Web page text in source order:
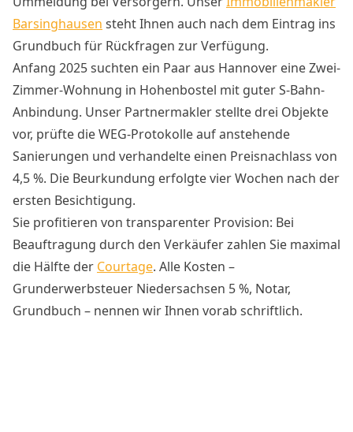
Barsinghausen steht Ihnen auch nach dem Eintrag ins
Grundbuch für Rückfragen zur Verfügung.
Anfang 2025 suchten ein Paar aus Hannover eine Zwei-
Zimmer-Wohnung in Hohenbostel mit guter S-Bahn-
Anbindung. Unser Partnermakler stellte drei Objekte
vor, prüfte die WEG-Protokolle auf anstehende
Sanierungen und verhandelte einen Preisnachlass von
4,5 %. Die Beurkundung erfolgte vier Wochen nach der
ersten Besichtigung.
Sie profitieren von transparenter Provision: Bei
Beauftragung durch den Verkäufer zahlen Sie maximal
die Hälfte der Courtage. Alle Kosten –
Grunderwerbsteuer Niedersachsen 5 %, Notar,
Grundbuch – nennen wir Ihnen vorab schriftlich.